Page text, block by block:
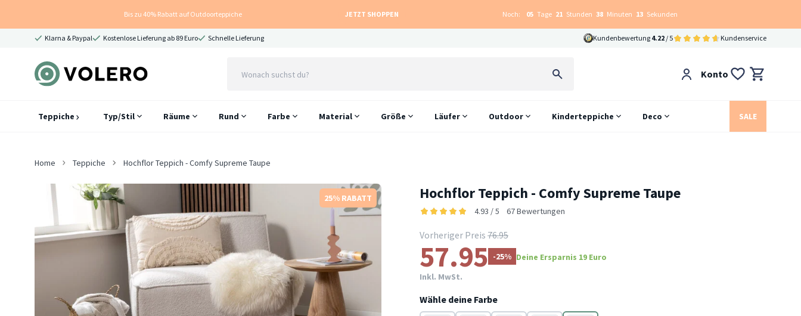
Bis zu 40% Rabatt auf Outdoorteppiche JETZT SHOPPEN Noch: 05 Tage 21 Stunden 38 Minuten 11 Sekunden
Klarna & Paypal Kostenlose Lieferung ab 89 Euro Schnelle Lieferung Kundenbewertung 4.22 / 5 Kundenservice
Konto
Teppiche Typ/Stil Räume Rund Farbe Material Größe Läufer Outdoor Kinderteppiche Deco SALE
Home Teppiche Hochflor Teppich - Comfy Supreme Taupe
25% RABATT Hochflor Teppich - Comfy Supreme Taupe
4.93 / 5 67 Bewertungen
Vorheriger Preis 76.95
57.95 -25% Deine Ersparnis 19 Euro
Inkl. MwSt.
Wähle deine Farbe